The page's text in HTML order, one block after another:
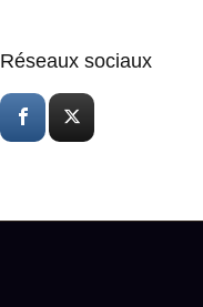
Réseaux sociaux